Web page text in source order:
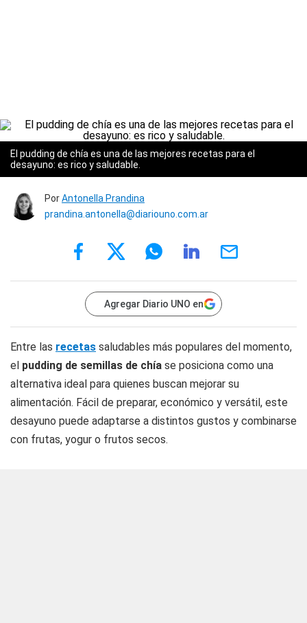
El pudding de chía es una de las mejores recetas para el
desayuno: es rico y saludable.
PorAntonella Prandina
prandina.antonella@diariouno.com.ar
Agregar Diario UNO en
Entre las recetas saludables más populares del momento,
el pudding de semillas de chía se posiciona como una
alternativa ideal para quienes buscan mejorar su
alimentación. Fácil de preparar, económico y versátil, este
desayuno puede adaptarse a distintos gustos y combinarse
con frutas, yogur o frutos secos.